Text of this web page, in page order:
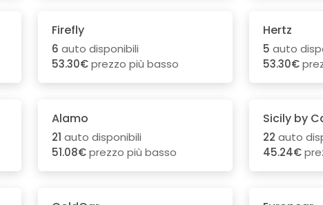
Firefly
6 auto disponibili
53.30€prezzo più basso
Hertz
5 auto
53.30€
Alamo
21 auto disponibili
51.08€prezzo più basso
Sicily by
22 auto
45.24€